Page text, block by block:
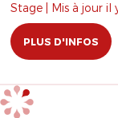
Stage | Mis à jour il
PLUS D'INFOS